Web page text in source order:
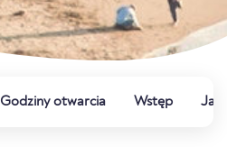
Godziny otwarcia Wstęp